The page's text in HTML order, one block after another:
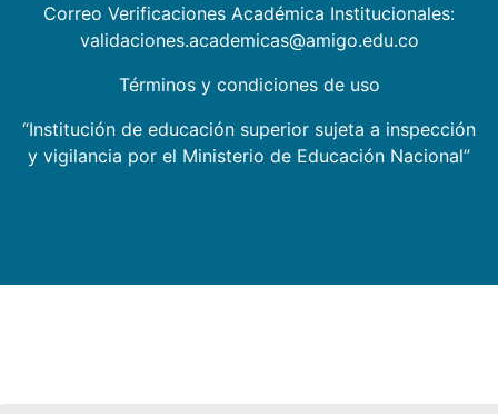
Correo Verificaciones Académica Institucionales:
validaciones.academicas@amigo.edu.co
Términos y condiciones de uso
“Institución de educación superior sujeta a inspección
y vigilancia por el Ministerio de Educación Nacional”